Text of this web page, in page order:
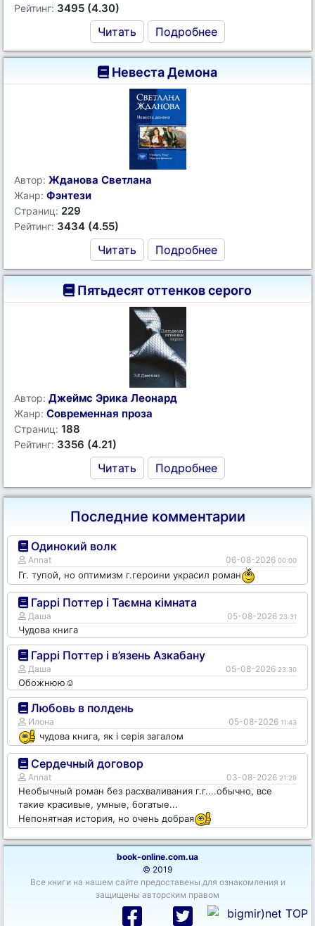
Рейтинг: 3495 (4.30)
Читать Подробнее
Невеста Демона
Автор: Жданова Светлана
Жанр: Фэнтези
Страниц: 229
Рейтинг: 3434 (4.55)
Читать Подробнее
Пятьдесят оттенков серого
Автор: Джеймс Эрика Леонард
Жанр: Современная проза
Страниц: 188
Рейтинг: 3356 (4.21)
Читать Подробнее
Последние комментарии
Одинокий волк
Annat 06-08-2026 00:00
Гг. тупой, но оптимизм г.героини украсил роман
Гаррі Поттер і Таємна кімната
Даша 05-08-2026 23:31
Чудова книга
Гаррі Поттер і в’язень Азкабану
Даша 05-08-2026 23:30
Обожнюю☺️
Любовь в полдень
Илона 05-08-2026 11:43
чудова книга, як і серія загалом
Сердечный договор
Annat 03-08-2026 21:29
Необычный роман без расхваливания г.г....обычно, все
такие красивые, умные, богатые...
Непонятная история, но очень добрая
book-online.com.ua
© 2019
Все книги на нашем сайте предоставены для ознакомления и
защищены авторским правом